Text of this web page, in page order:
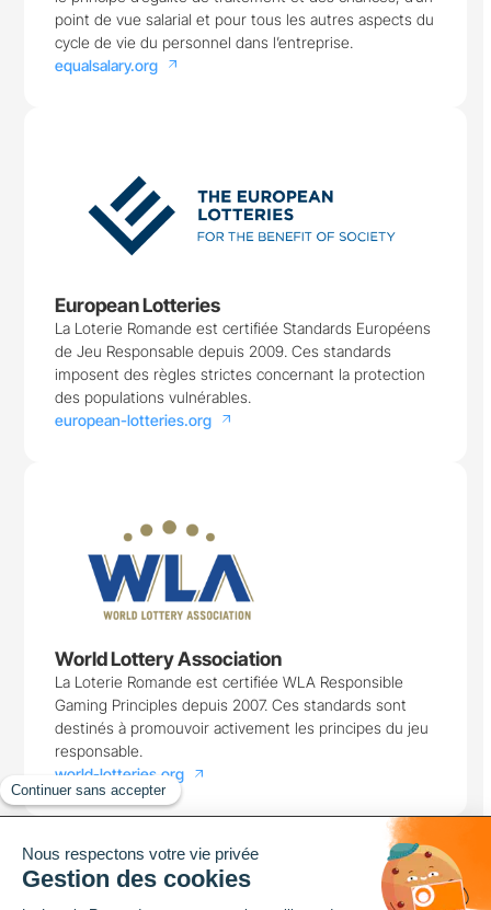
point de vue salarial et pour tous les autres aspects du
cycle de vie du personnel dans l’entreprise.
equalsalary.org
arrow_outward
European Lotteries
La Loterie Romande est certifiée Standards Européens
de Jeu Responsable depuis 2009. Ces standards
imposent des règles strictes concernant la protection
des populations vulnérables.
european-lotteries.org
arrow_outward
World Lottery Association
La Loterie Romande est certifiée WLA Responsible
Gaming Principles depuis 2007. Ces standards sont
destinés à promouvoir activement les principes du jeu
responsable.
world-lotteries.org
arrow_outward
Loterie Romande
Avenue de Provence 14
Case postale 1013